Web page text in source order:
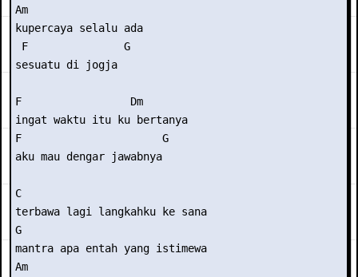
Am
kupercaya selalu ada
F               G
sesuatu di jogja
F                 Dm
ingat waktu itu ku bertanya
F                      G
aku mau dengar jawabnya
C
terbawa lagi langkahku ke sana
G
mantra apa entah yang istimewa
Am